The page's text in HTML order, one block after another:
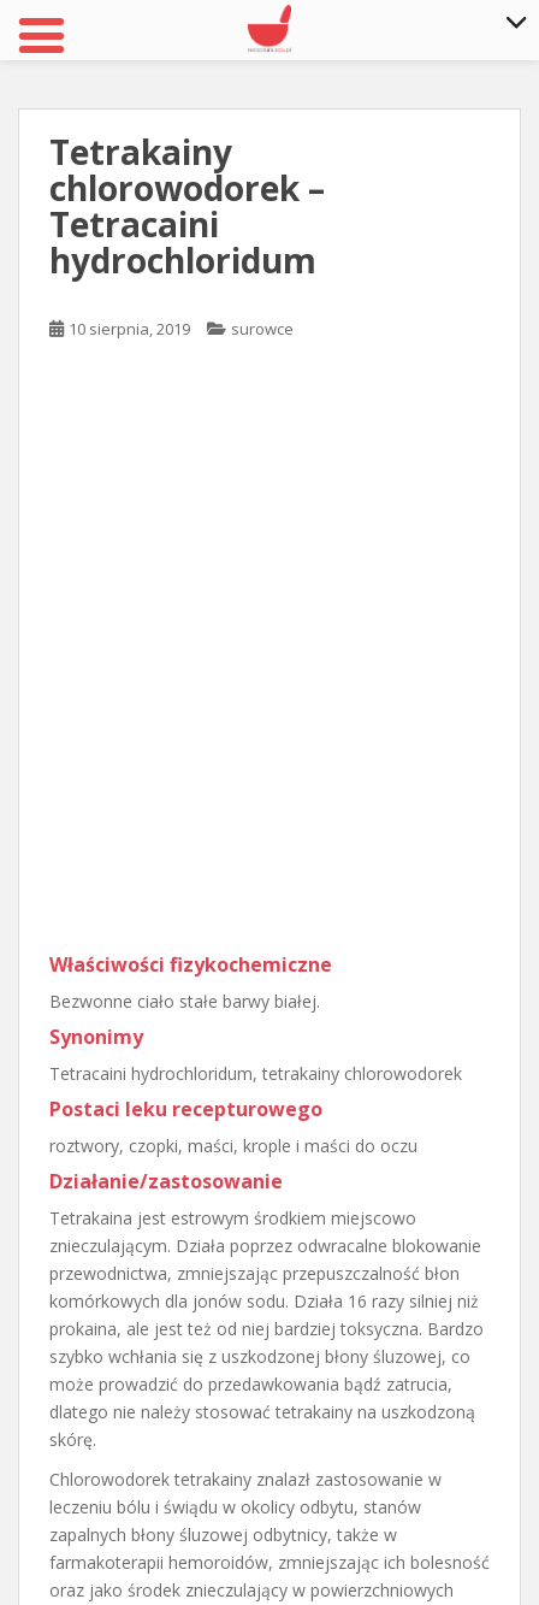
Tetrakainy
chlorowodorek –
Tetracaini
hydrochloridum
10 sierpnia, 2019 surowce
Właściwości fizykochemiczne
Bezwonne ciało stałe barwy białej.
Synonimy
Tetracaini hydrochloridum, tetrakainy chlorowodorek
Postaci leku recepturowego
roztwory, czopki, maści, krople i maści do oczu
Działanie/zastosowanie
Tetrakaina jest estrowym środkiem miejscowo
znieczulającym. Działa poprzez odwracalne blokowanie
przewodnictwa, zmniejszając przepuszczalność błon
komórkowych dla jonów sodu. Działa 16 razy silniej niż
prokaina, ale jest też od niej bardziej toksyczna. Bardzo
szybko wchłania się z uszkodzonej błony śluzowej, co
może prowadzić do przedawkowania bądź zatrucia,
dlatego nie należy stosować tetrakainy na uszkodzoną
skórę.
Chlorowodorek tetrakainy znalazł zastosowanie w
leczeniu bólu i świądu w okolicy odbytu, stanów
zapalnych błony śluzowej odbytnicy, także w
farmakoterapii hemoroidów, zmniejszając ich bolesność
oraz jako środek znieczulający w powierzchniowych